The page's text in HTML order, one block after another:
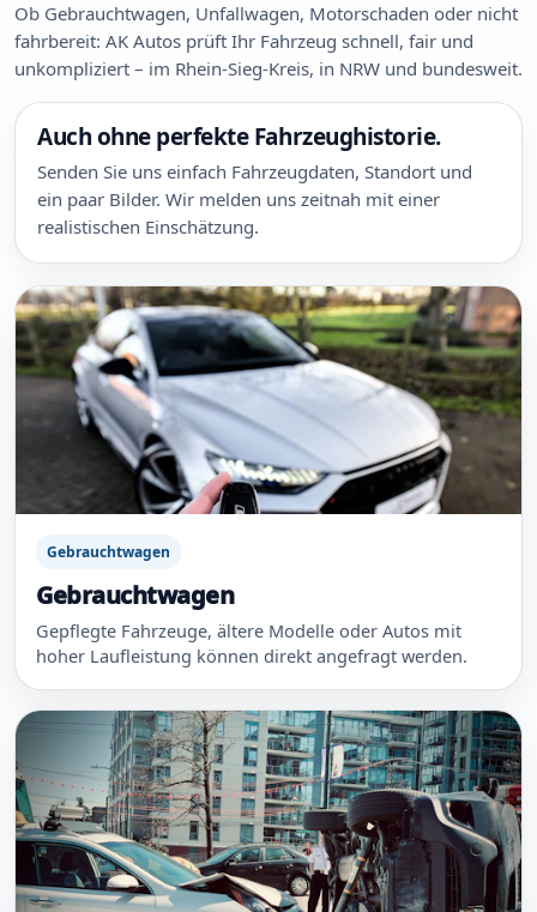
Ob Gebrauchtwagen, Unfallwagen, Motorschaden oder nicht
fahrbereit: AK Autos prüft Ihr Fahrzeug schnell, fair und
unkompliziert – im Rhein-Sieg-Kreis, in NRW und bundesweit.
Auch ohne perfekte Fahrzeughistorie.
Senden Sie uns einfach Fahrzeugdaten, Standort und
ein paar Bilder. Wir melden uns zeitnah mit einer
realistischen Einschätzung.
Gebrauchtwagen
Gebrauchtwagen
Gepflegte Fahrzeuge, ältere Modelle oder Autos mit
hoher Laufleistung können direkt angefragt werden.